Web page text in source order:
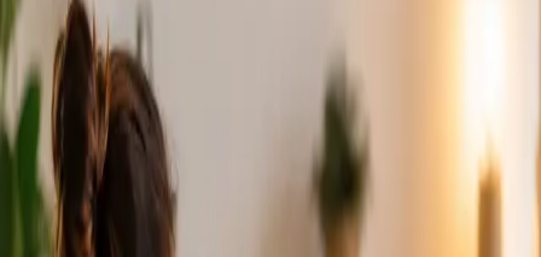
disponibles
Los perfiles se actualizan a medida que el equipo crece.
2
Specialist